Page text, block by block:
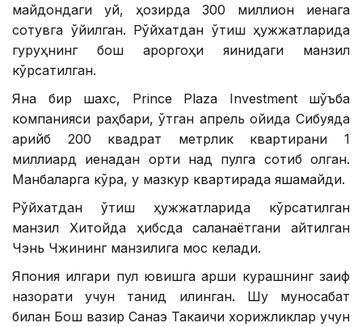
майдондаги уй, ҳозирда 300 миллион иенага
сотувга қўйилган. Рўйхатдан ўтиш ҳужжатларида
гуруҳнинг бош қароргоҳи яқинидаги манзил
кўрсатилган.
Яна бир шахс, Prince Plaza Investment шўъба
компанияси раҳбари, ўтган апрель ойида Сибуяда
қарийб 200 квадрат метрлик квартирани 1
миллиард иенадан ортиқ нақд пулга сотиб олган.
Манбаларга кўра, у мазкур квартирада яшамайди.
Рўйхатдан ўтиш ҳужжатларида кўрсатилган
манзил Хитойда ҳибсда сақланаётгани айтилган
Чэнь Чжининг манзилига мос келади.
Япония илгари пул ювишга қарши курашнинг заиф
назорати учун танқид қилинган. Шу муносабат
билан Бош вазир Санаэ Такаичи хорижликлар учун